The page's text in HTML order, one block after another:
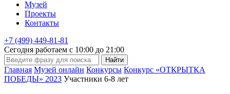
Музей
Проекты
Контакты
+7 (499) 449-81-81
Сегодня работаем с 10:00 до 21:00
Главная Музей онлайн Конкурсы Конкурс «ОТКРЫТКА
ПОБЕДЫ» 2023 Участники 6-8 лет